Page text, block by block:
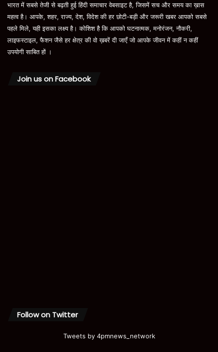
भारत में सबसे तेजी से बढ़ती हुई हिंदी समाचार वेबसाइट है, जिसमें सच और समय का ख़ास
महत्व है। आपके, शहर, राज्य, देश, विदेश की हर छोटी-बड़ी और जरूरी खबर आपको सबसे
पहले मिले, यही इसका लक्ष्य है। कोशिश है कि आपको घटनात्मक, मनोरंजन, नौकरी,
लाइफस्टाइल, फैशन जैसे हर क्षेत्र की वो ख़बरें दी जाएँ जो आपके जीवन में कहीं न कहीं
उपयोगी साबित हों ।
Join us on Facebook
Follow on Twitter
Tweets by 4pmnews_network